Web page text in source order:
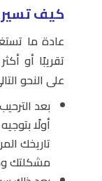
كيف تسير
تقريبًا أو
على النحو
بعد
أولًا
تاريخك
مشكلتك